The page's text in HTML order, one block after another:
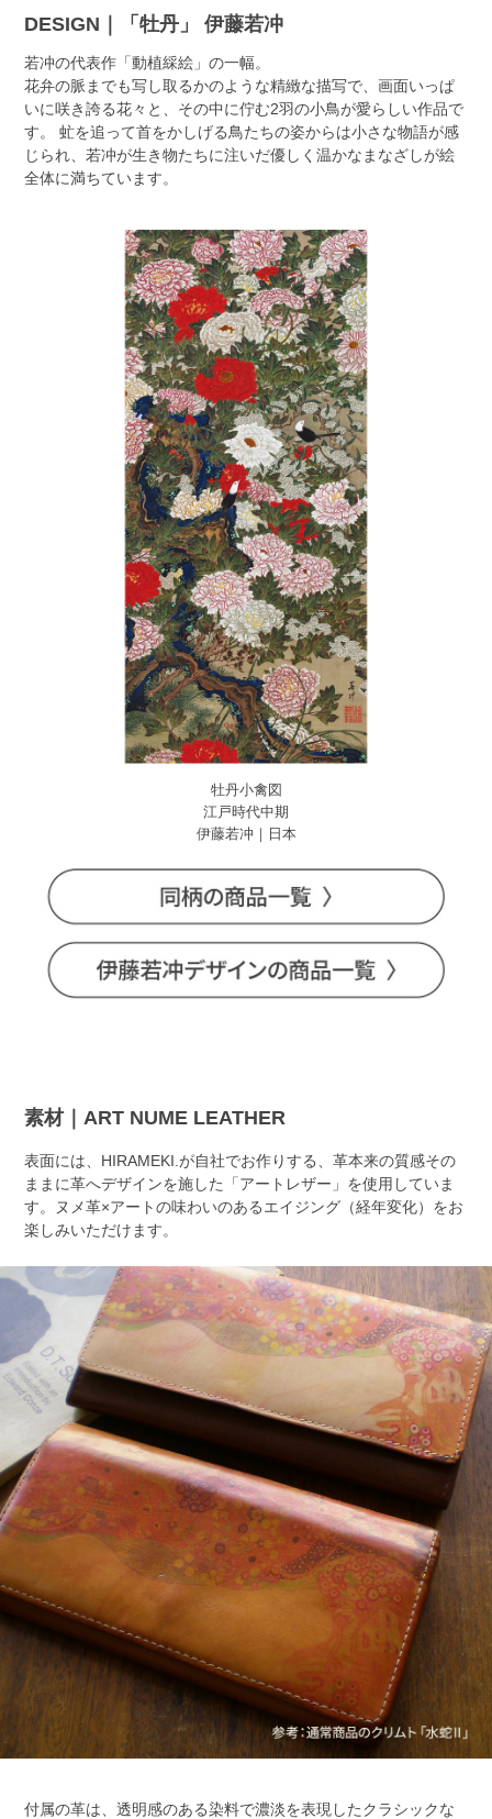
DESIGN｜「牡丹」 伊藤若冲
若冲の代表作「動植綵絵」の一幅。
花弁の脈までも写し取るかのような精緻な描写で、画面いっぱ
いに咲き誇る花々と、その中に佇む2羽の小鳥が愛らしい作品で
す。 虻を追って首をかしげる鳥たちの姿からは小さな物語が感
じられ、若冲が生き物たちに注いだ優しく温かなまなざしが絵
全体に満ちています。
牡丹小禽図
江戸時代中期
伊藤若冲｜日本
素材｜ART NUME LEATHER
表面には、HIRAMEKI.が自社でお作りする、革本来の質感その
ままに革へデザインを施した「アートレザー」を使用していま
す。ヌメ革×アートの味わいのあるエイジング（経年変化）をお
楽しみいただけます。
付属の革は、透明感のある染料で濃淡を表現したクラシックな